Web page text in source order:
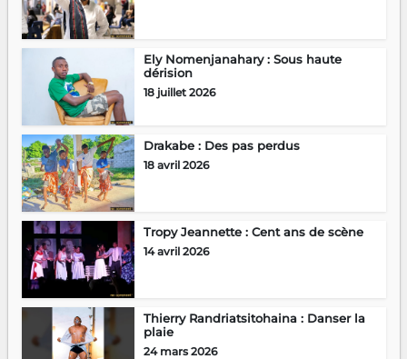
Ely Nomenjanahary : Sous haute
dérision
18 juillet 2026
Drakabe : Des pas perdus
18 avril 2026
Tropy Jeannette : Cent ans de scène
14 avril 2026
Thierry Randriatsitohaina : Danser la
plaie
24 mars 2026